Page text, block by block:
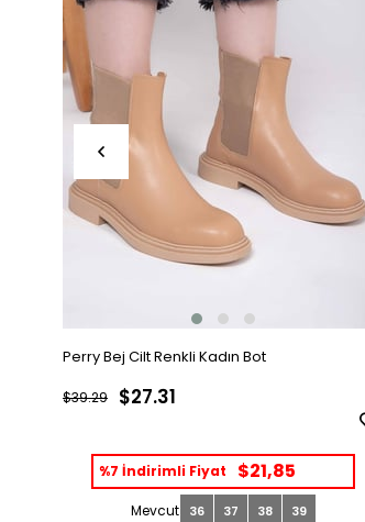
Perry Bej Cilt Renkli Kadın Bot
$27.31
$39.29
%7 İndirimli Fiyat $21,85
36 37 38 39